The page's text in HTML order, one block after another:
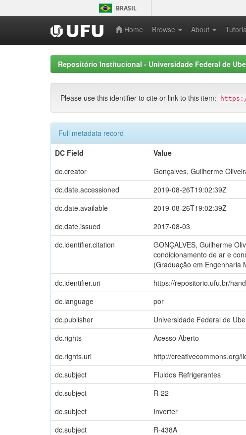
navigation
BRASIL
Home Browse About
Repositório Institucional - Universidade Federal de
Please use this identifier to cite or link to this item:
Full metadata record
DC Field
Value
dc.creator
Gonçalves, Guilherme
dc.date.accessioned
2019-08-26T19:02:39Z
dc.date.available
2019-08-26T19:02:39Z
dc.date.issued
2017-08-03
dc.identifier.citation
GONÇALVES, Guilherme
condicionamento de ar e
(Graduação em Engenharia
dc.identifier.uri https://repositorio.ufu.br/
dc.language
por
dc.publisher
Universidade Federal de
dc.rights
Acesso Aberto
dc.rights.uri
http://creativecommons.org/
dc.subject
Fluidos Refrigerantes
dc.subject
R-22
dc.subject
Inverter
dc.subject
R-438A